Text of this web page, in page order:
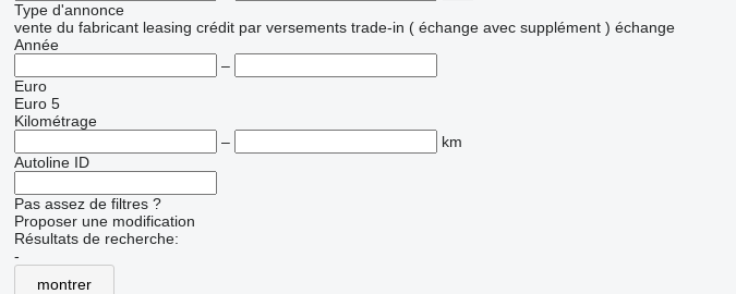
Type d'annonce
vente du fabricant leasing crédit par versements trade-in ( échange avec supplément ) échange
Année
–
Euro
Euro 5
Kilométrage
–
km
Autoline ID
Pas assez de filtres ?
Proposer une modification
Résultats de recherche:
-
montrer